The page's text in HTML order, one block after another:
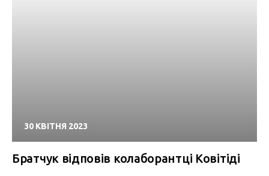
30 КВІТНЯ 2023
Братчук відповів колаборантці Ковітіді